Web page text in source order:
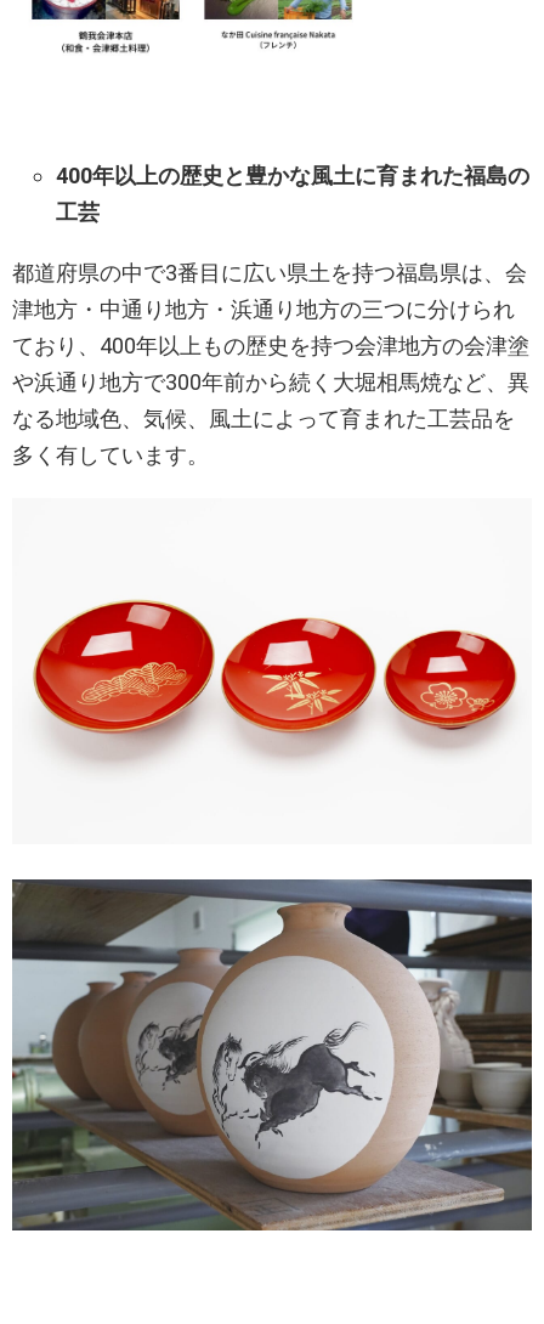
400年以上の歴史と豊かな風土に育まれた福島の
工芸
都道府県の中で3番目に広い県土を持つ福島県は、会
津地方・中通り地方・浜通り地方の三つに分けられ
ており、400年以上もの歴史を持つ会津地方の会津塗
や浜通り地方で300年前から続く大堀相馬焼など、異
なる地域色、気候、風土によって育まれた工芸品を
多く有しています。